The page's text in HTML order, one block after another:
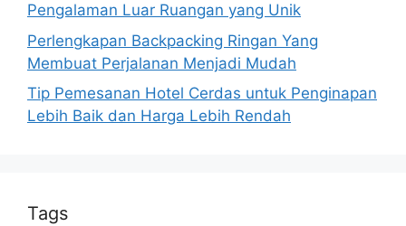
Pengalaman Luar Ruangan yang Unik
Perlengkapan Backpacking Ringan Yang
Membuat Perjalanan Menjadi Mudah
Tip Pemesanan Hotel Cerdas untuk Penginapan
Lebih Baik dan Harga Lebih Rendah
Tags